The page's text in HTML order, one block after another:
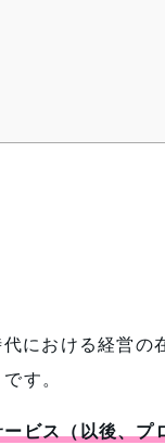
における経営の
す。
ビス（以後、プ